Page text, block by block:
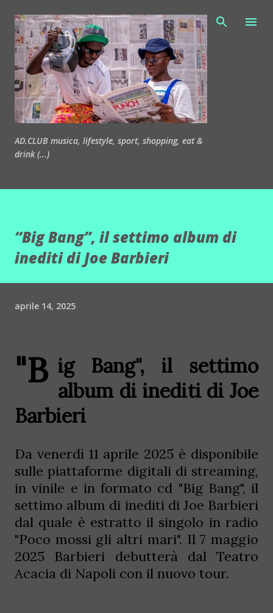
Passa ai contenuti principali
AD.CLUB musica, lifestyle, sport, shopping, eat &
drink (...)
“Big Bang”, il settimo album di
inediti di Joe Barbieri
aprile 14, 2025
"B ig Bang", il settimo
album di inediti di Joe
Barbieri
Da venerdì 11 aprile 2025 è disponibile
sulle piattaforme digitali di streaming,
in vinile e in formato cd "Big Bang", il
settimo album di inediti di Joe Barbieri
dal quale è estratto il singolo in radio
"Poco mossi gli altri mari". Il 7 maggio
2025 Barbieri debutterà dal Teatro
Acacia di Napoli con il nuovo tour.